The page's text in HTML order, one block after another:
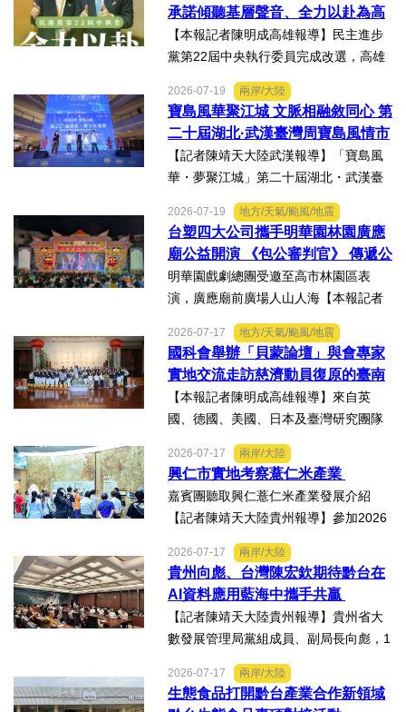
伴展示精準健康、生物科...
承諾傾聽基層聲音、全力以赴為高
雄與台灣努力
【本報記者陳明成高雄報導】民主進步
黨第22屆中央執行委員完成改選，高雄
表示，能夠獲得黨內同志的肯定與支
持，深感榮幸，也肩負更重大的責任，
未來將秉持初心，做好黨與地...
2026-07-19 兩岸/大陸
寶島風華聚江城 文脈相融敘同心 第
二十屆湖北·武漢臺灣周寶島風情市
集暨文化交流之夜在漢溫情上演
【記者陳靖天大陸武漢報導】「寶島風
華・夢聚江城」第二十屆湖北・武漢臺
16日晚上在武漢武商夢時代一樓中庭溫
情上演，歌聲文脈聯結兩地，這場融美
食、文創、歌舞、匠人分享...
2026-07-19 地方/天氣/颱風/地震
台塑四大公司攜手明華園林園廣應
廟公益開演 《包公審判官》 傳遞公
義與自省精神
明華園戲劇總團受邀至高市林園區表
演，廣應廟前廣場人山人海【本報記者
台塑石化等四大公司邀請由當家小生孫
翠鳳領軍的明華園戲劇總團，周末晚在
高雄市林園區廣應廟公益演...
2026-07-17 地方/天氣/颱風/地震
國科會舉辦「貝蒙論壇」與會專家
實地交流走訪慈濟動員復原的臺南
楠西地震及丹娜絲風災區
【本報記者陳明成高雄報導】來自英
國、德國、美國、日本及臺灣研究團隊
科會舉辦的「貝蒙論壇」，實地交流活
動走訪臺南楠西地震及丹娜絲風災區，
慈濟動員資金與萬人次的復原...
2026-07-17 兩岸/大陸
興仁市實地考察薏仁米產業
嘉賓團聽取興仁薏仁米產業發展介紹
【記者陳靖天大陸貴州報導】參加2026
色產業助力鄉村振興對接會的臺灣嘉賓
組團，7月15日，到興仁市實地考察，深
入調研興仁薏仁米...
2026-07-17 兩岸/大陸
貴州向彪、台灣陳宏欽期待黔台在
AI資料應用藍海中攜手共贏
【記者陳靖天大陸貴州報導】貴州省大
數發展管理局黨組成員、副局長向彪，1
作懇談會黔台大數據與人工智能產業對
接會上表示，召開黔台大數據與人工智
2026-07-17 兩岸/大陸
生態食品打開黔台產業合作新領域